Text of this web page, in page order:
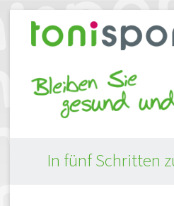
In fünf Schritten